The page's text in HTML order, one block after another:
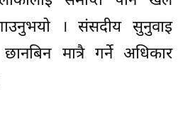
। संसदीय सुनुवाइ
मात्रै गर्ने अधिकार